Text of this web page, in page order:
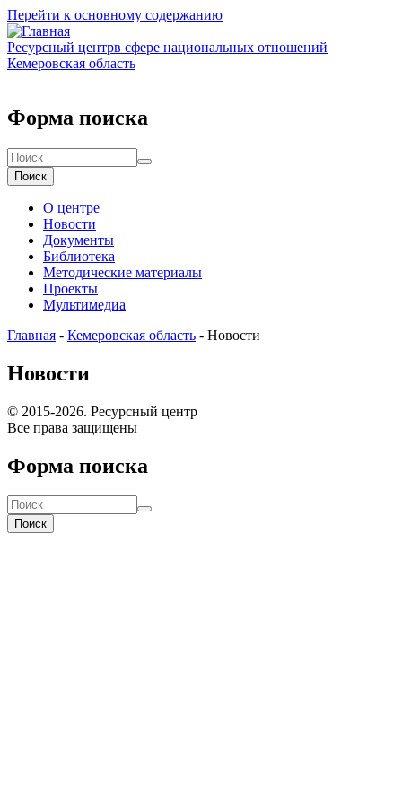
Перейти к основному содержанию
Ресурсный центрв сфере национальных отношений
Кемеровская область
Форма поиска
Поиск
О центре
Новости
Документы
Библиотека
Методические материалы
Проекты
Мультимедиа
Главная - Кемеровская область - Новости
Новости
© 2015-2026. Ресурсный центр
Все права защищены
Форма поиска
Поиск